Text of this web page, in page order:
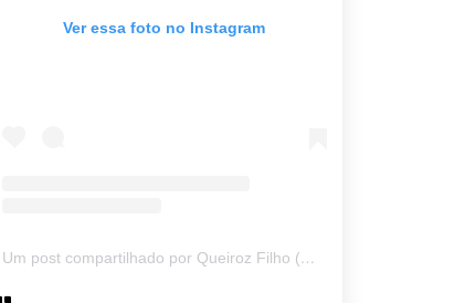
Ver essa foto no Instagram
Um post compartilhado por Queiroz Filho (@queirozmfilho)